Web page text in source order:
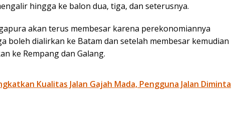
hingga ke balon dua, tiga, dan seterusnya.
akan terus membesar karena perekonomiannya
boleh dialirkan ke Batam dan setelah membesar kemudian
ke Rempang dan Galang.
Kualitas Jalan Gajah Mada, Pengguna Jalan Diminta